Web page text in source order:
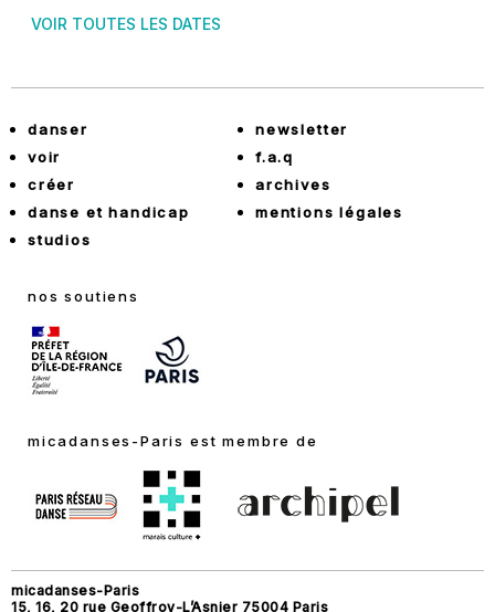
VOIR TOUTES LES DATES
danser
voir
créer
danse et handicap
studios
newsletter
f.a.q
archives
mentions légales
nos soutiens
micadanses-Paris est membre de
micadanses-Paris
15, 16, 20 rue Geoffroy-L’Asnier 75004 Paris